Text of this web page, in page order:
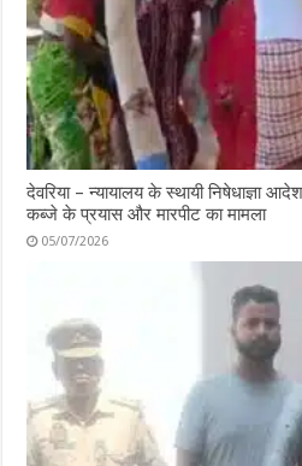
देवरिया – न्यायालय के स्थायी निषेधाज्ञा
कब्जे के प्रयास और मारपीट का मामला
05/07/2026